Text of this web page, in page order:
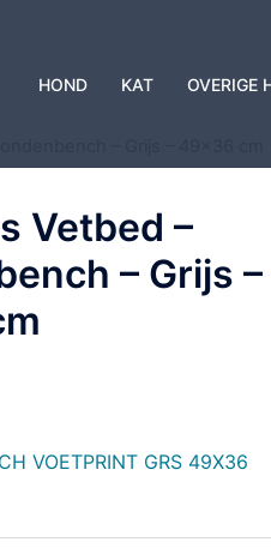
HOND KAT OVERIGE
Vetbed –
– Grijs –
VOETPRINT GRS 49X36